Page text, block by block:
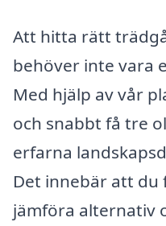
Att hitta rätt
behöver inte vara
Med hjälp av vår
och snabbt få tre
erfarna
Det innebär att
jämföra alternativ